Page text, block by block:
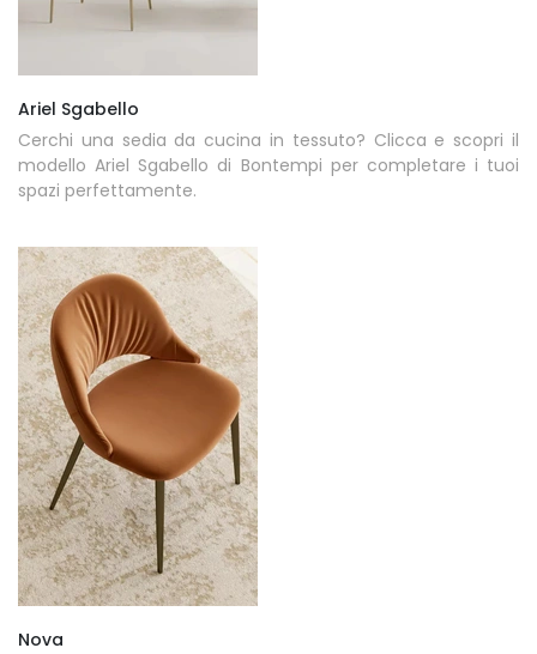
Ariel Sgabello
Cerchi una sedia da cucina in tessuto? Clicca e scopri il
modello Ariel Sgabello di Bontempi per completare i tuoi
spazi perfettamente.
Nova